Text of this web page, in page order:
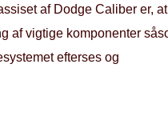
af Dodge Caliber er,
af vigtige komponenter
efterses og